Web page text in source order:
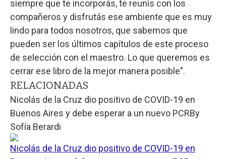
siempre que te incorporás, te reunís con los
compañeros y disfrutás ese ambiente que es muy
lindo para todos nosotros, que sabemos que
pueden ser los últimos capítulos de este proceso
de selección con el maestro. Lo que queremos es
cerrar ese libro de la mejor manera posible".
RELACIONADAS
Nicolás de la Cruz dio positivo de COVID-19 en
Buenos Aires y debe esperar a un nuevo PCRBy
Sofía Berardi
Nicolás de la Cruz dio positivo de COVID-19 en